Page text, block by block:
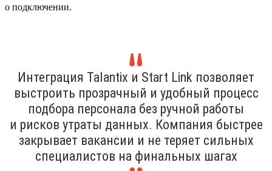
о подключении.
Интеграция Talantix и Start Link позволяет
выстроить прозрачный и удобный процесс
подбора персонала без ручной работы
и рисков утраты данных. Компания быстрее
закрывает вакансии и не теряет сильных
специалистов на финальных шагах